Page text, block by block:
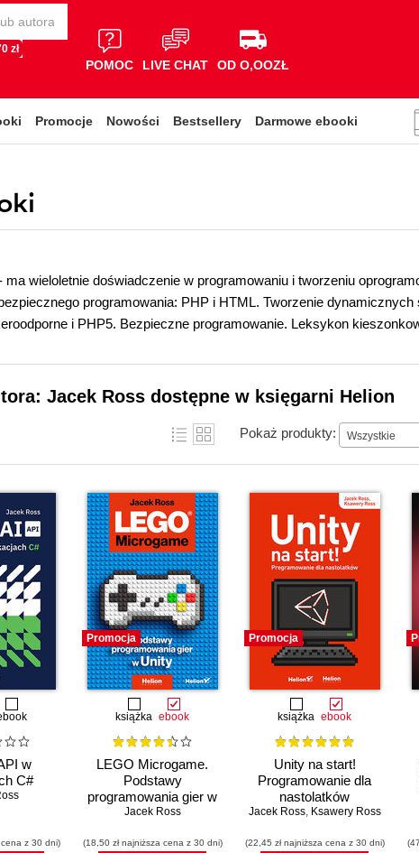
zł
POMOC LIVE CHAT OD O,OOZŁ
Promocje Nowości Bestsellery Darmowe ebooki
ma wieloletnie doświadczenie w programowaniu i tworzeniu
programowania: PHP i HTML. Tworzenie
i PHP5. Bezpieczne programowanie. Leksykon
Jacek Ross dostępne w księgarni Helion
Pokaż produkty: Wszystkie
w
C#
z 30 dni)
Promocja
książka ebook
LEGO Microgame.
Podstawy
programowania gier w
Unity
Jacek Ross
(18,50 zł najniższa cena z 30 dni)
Promocja
książka ebook
Unity na start!
Programowanie dla
nastolatków
Jacek Ross, Ksawery Ross
(22,45 zł najniższa cena z 30 dni)